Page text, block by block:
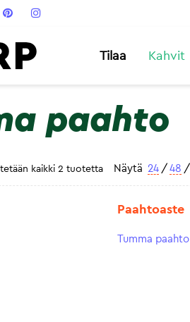
Tilaa Kahvit
paahto
kaikki 2 tuotetta Näytä 24 / 48 /
Paahtoaste
Tumma paahto